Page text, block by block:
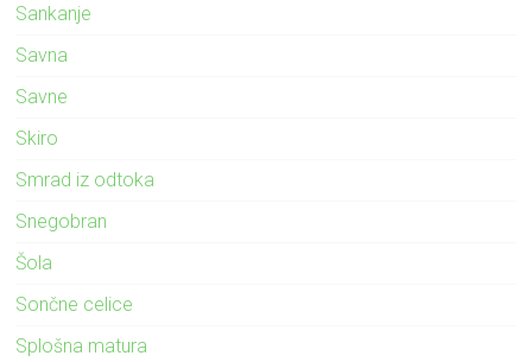
Sankanje
Savna
Savne
Skiro
Smrad iz odtoka
Snegobran
Šola
Sončne celice
Splošna matura